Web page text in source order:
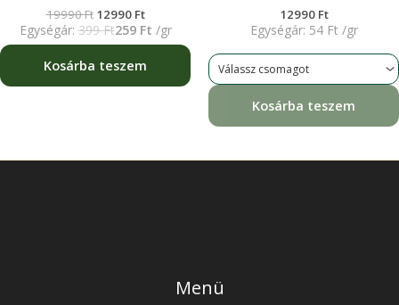
19990Ft 12990 Ft
Egységár: 399Ft259 Ft /gr
Kosárba teszem
12990 Ft
Egységár: 54 Ft /gr
Kosárba teszem
Menü